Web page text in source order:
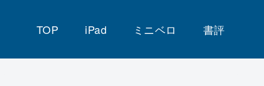
TOP iPad ミニベロ 書評